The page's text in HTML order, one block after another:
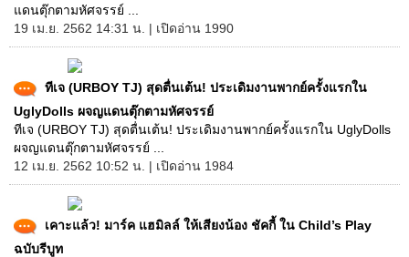
แดนตุ๊กตามหัศจรรย์ ...
19 เม.ย. 2562 14:31 น. | เปิดอ่าน 1990
ทีเจ (URBOY TJ) สุดตื่นเต้น! ประเดิมงานพากย์ครั้งแรกใน
UglyDolls ผจญแดนตุ๊กตามหัศจรรย์
ทีเจ (URBOY TJ) สุดตื่นเต้น! ประเดิมงานพากย์ครั้งแรกใน UglyDolls
ผจญแดนตุ๊กตามหัศจรรย์ ...
12 เม.ย. 2562 10:52 น. | เปิดอ่าน 1984
เคาะแล้ว! มาร์ค แฮมิลล์ ให้เสียงน้อง ชัคกี้ ใน Child’s Play
ฉบับรีบูท